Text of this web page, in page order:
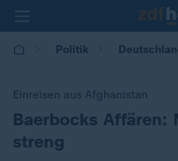
Politik
Einreisen aus Afghanistan
:Baerbocks Affären:
streng